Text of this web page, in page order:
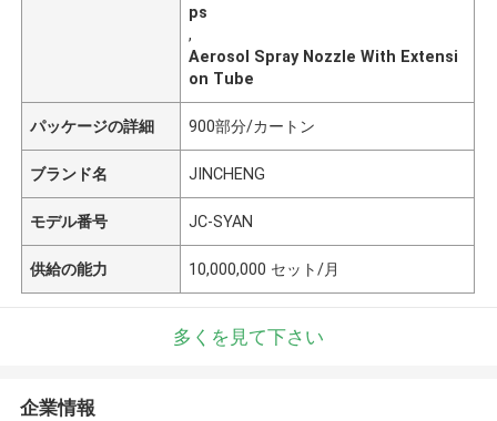
ps
,
Aerosol Spray Nozzle With Extensi
on Tube
パッケージの詳細 900部分/カートン
ブランド名 JINCHENG
モデル番号 JC-SYAN
供給の能力 10,000,000 セット/月
多くを見て下さい
企業情報